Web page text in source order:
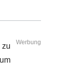
zu
Werbung